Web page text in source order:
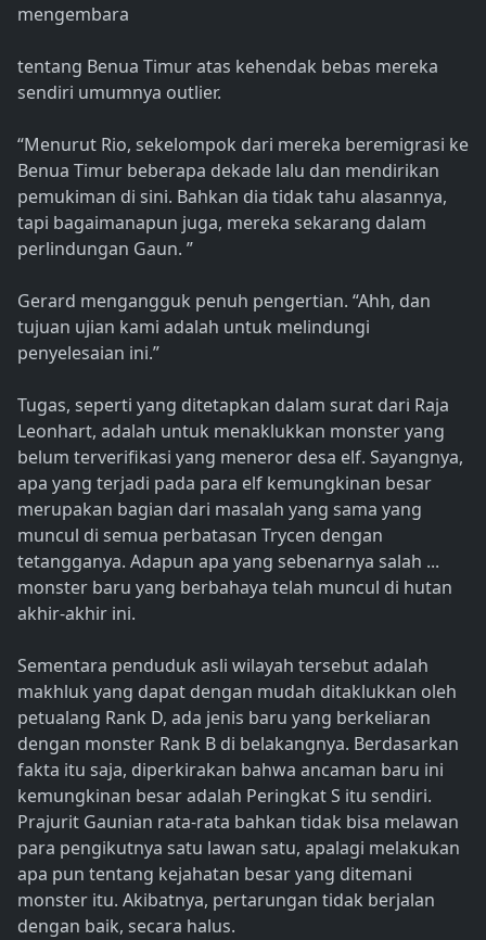
mengembara
tentang Benua Timur atas kehendak bebas mereka
sendiri umumnya outlier.
“Menurut Rio, sekelompok dari mereka beremigrasi ke
Benua Timur beberapa dekade lalu dan mendirikan
pemukiman di sini. Bahkan dia tidak tahu alasannya,
tapi bagaimanapun juga, mereka sekarang dalam
perlindungan Gaun. ”
Gerard mengangguk penuh pengertian. “Ahh, dan
tujuan ujian kami adalah untuk melindungi
penyelesaian ini.”
Tugas, seperti yang ditetapkan dalam surat dari Raja
Leonhart, adalah untuk menaklukkan monster yang
belum terverifikasi yang meneror desa elf. Sayangnya,
apa yang terjadi pada para elf kemungkinan besar
merupakan bagian dari masalah yang sama yang
muncul di semua perbatasan Trycen dengan
tetangganya. Adapun apa yang sebenarnya salah ...
monster baru yang berbahaya telah muncul di hutan
akhir-akhir ini.
Sementara penduduk asli wilayah tersebut adalah
makhluk yang dapat dengan mudah ditaklukkan oleh
petualang Rank D, ada jenis baru yang berkeliaran
dengan monster Rank B di belakangnya. Berdasarkan
fakta itu saja, diperkirakan bahwa ancaman baru ini
kemungkinan besar adalah Peringkat S itu sendiri.
Prajurit Gaunian rata-rata bahkan tidak bisa melawan
para pengikutnya satu lawan satu, apalagi melakukan
apa pun tentang kejahatan besar yang ditemani
monster itu. Akibatnya, pertarungan tidak berjalan
dengan baik, secara halus.